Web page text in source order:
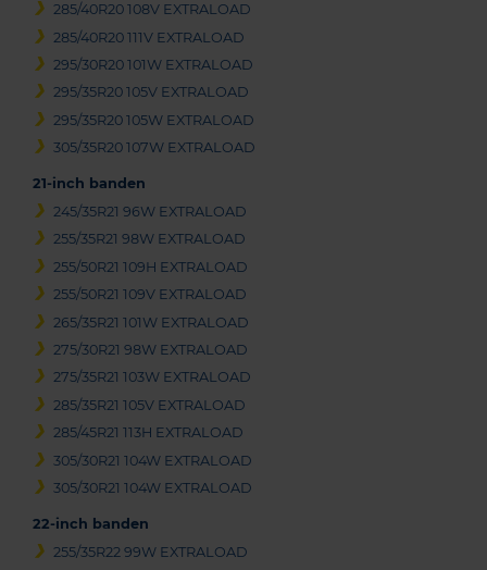
285/40R20 108V EXTRALOAD
285/40R20 111V EXTRALOAD
295/30R20 101W EXTRALOAD
295/35R20 105V EXTRALOAD
295/35R20 105W EXTRALOAD
305/35R20 107W EXTRALOAD
21-inch banden
245/35R21 96W EXTRALOAD
255/35R21 98W EXTRALOAD
255/50R21 109H EXTRALOAD
255/50R21 109V EXTRALOAD
265/35R21 101W EXTRALOAD
275/30R21 98W EXTRALOAD
275/35R21 103W EXTRALOAD
285/35R21 105V EXTRALOAD
285/45R21 113H EXTRALOAD
305/30R21 104W EXTRALOAD
305/30R21 104W EXTRALOAD
22-inch banden
255/35R22 99W EXTRALOAD